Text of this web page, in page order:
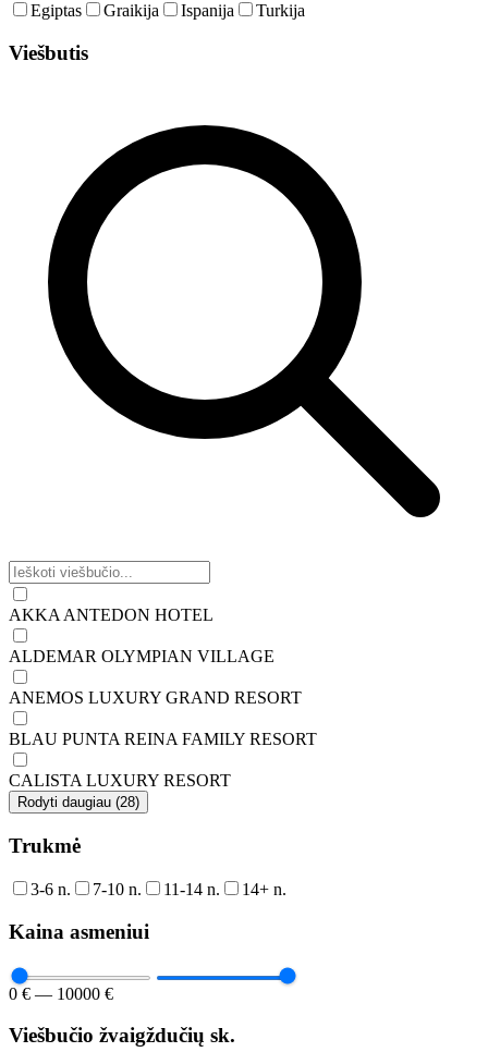
Egiptas Graikija Ispanija Turkija
Viešbutis
AKKA ANTEDON HOTEL
ALDEMAR OLYMPIAN VILLAGE
ANEMOS LUXURY GRAND RESORT
BLAU PUNTA REINA FAMILY RESORT
CALISTA LUXURY RESORT
Rodyti daugiau (28)
Trukmė
3-6 n. 7-10 n. 11-14 n. 14+ n.
Kaina asmeniui
0 € — 10000 €
Viešbučio žvaigždučių sk.